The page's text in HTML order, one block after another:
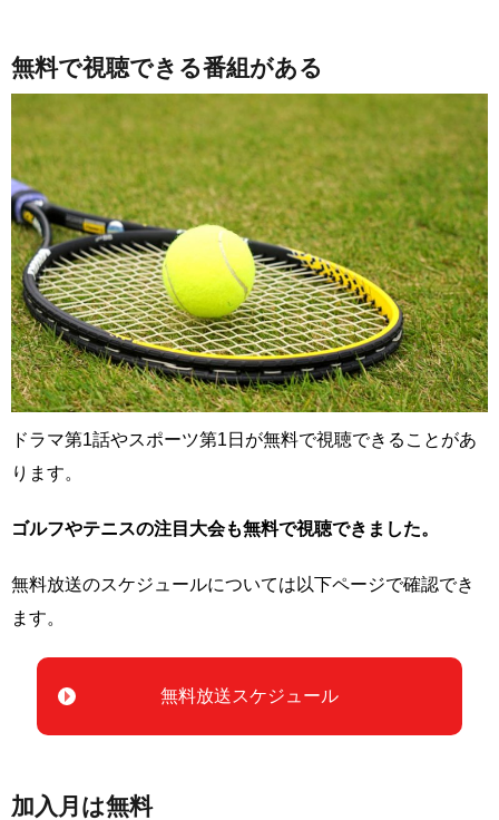
無料で視聴できる番組がある
ドラマ第1話やスポーツ第1日が無料で視聴できることがあ
ります。
ゴルフやテニスの注目大会も無料で視聴できました。
無料放送のスケジュールについては以下ページで確認でき
ます。
無料放送スケジュール
加入月は無料